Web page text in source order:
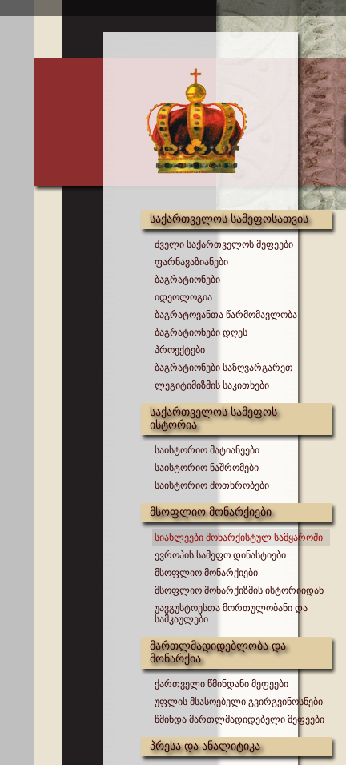
საქართველოს სამეფოსათვის
ძველი საქართველოს მეფეები
ფარნავაზიანები
ბაგრატიონები
იდეოლოგია
ბაგრატოვანთა წარმომავლობა
ბაგრატიონები დღეს
პროექტები
ბაგრატიონები საზღვარგარეთ
ლეგიტიმიზმის საკითხები
საქართველოს სამეფოს
ისტორია
საისტორიო მატიანეები
საისტორიო ნაშრომები
საისტორიო მოთხრობები
მსოფლიო მონარქიები
სიახლეები მონარქისტულ სამყაროში
ევროპის სამეფო დინასტიები
მსოფლიო მონარქიები
მსოფლიო მონარქიზმის ისტორიიდან
უავგუსტოესთა მორთულობანი და
სამკაულები
მართლმადიდებლობა და
მონარქია
ქართველი წმინდანი მეფეები
უფლის მსასოებელი გვირგვინოსნები
წმინდა მართლმადიდებელი მეფეები
პრესა და ანალიტიკა